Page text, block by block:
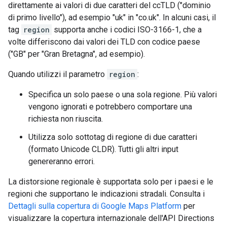
direttamente ai valori di due caratteri del ccTLD ("dominio
di primo livello"), ad esempio "uk" in "co.uk". In alcuni casi, il
tag region supporta anche i codici ISO-3166-1, che a
volte differiscono dai valori dei TLD con codice paese
("GB" per "Gran Bretagna", ad esempio).
Quando utilizzi il parametro region :
Specifica un solo paese o una sola regione. Più valori
vengono ignorati e potrebbero comportare una
richiesta non riuscita.
Utilizza solo sottotag di regione di due caratteri
(formato Unicode CLDR). Tutti gli altri input
genereranno errori.
La distorsione regionale è supportata solo per i paesi e le
regioni che supportano le indicazioni stradali. Consulta i
Dettagli sulla copertura di Google Maps Platform per
visualizzare la copertura internazionale dell'API Directions